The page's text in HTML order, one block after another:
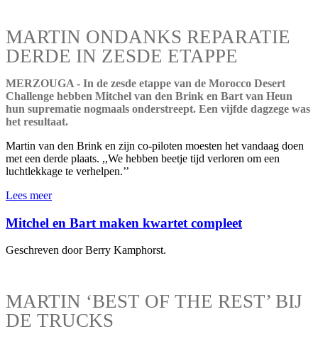
MARTIN ONDANKS REPARATIE
DERDE IN ZESDE ETAPPE
MERZOUGA - In de zesde etappe van de Morocco Desert
Challenge hebben Mitchel van den Brink en Bart van Heun
hun suprematie nogmaals onderstreept. Een vijfde dagzege was
het resultaat.
Martin van den Brink en zijn co-piloten moesten het vandaag doen
met een derde plaats. ,,We hebben beetje tijd verloren om een
luchtlekkage te verhelpen.’’
Lees meer
Mitchel en Bart maken kwartet compleet
Geschreven door Berry Kamphorst.
MARTIN ‘BEST OF THE REST’ BIJ
DE TRUCKS